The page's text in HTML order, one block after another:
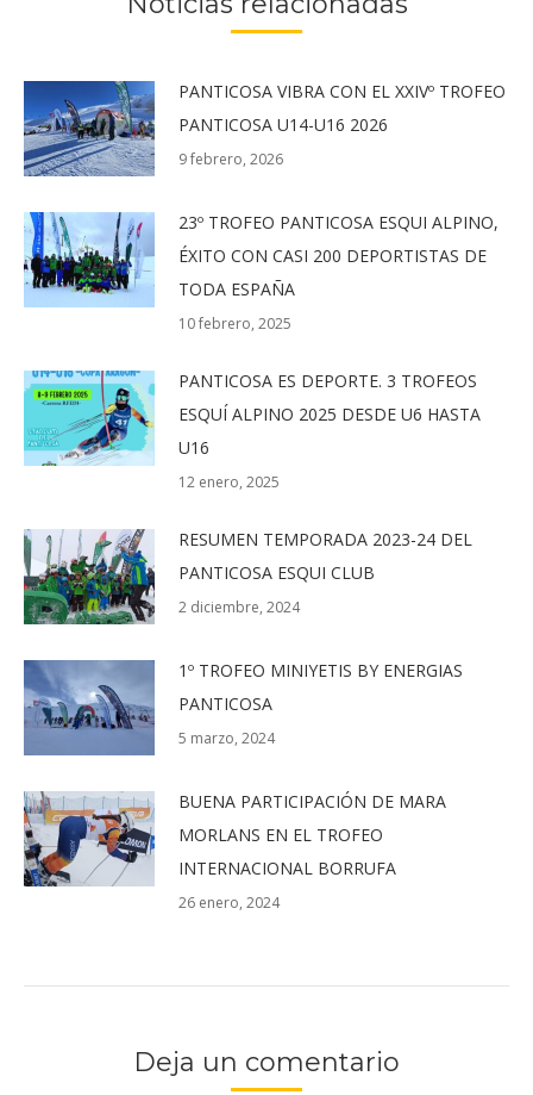
PANTICOSA VIBRA CON EL XXIVº TROFEO
PANTICOSA U14-U16 2026
9 febrero, 2026
23º TROFEO PANTICOSA ESQUI ALPINO,
ÉXITO CON CASI 200 DEPORTISTAS DE
TODA ESPAÑA
10 febrero, 2025
PANTICOSA ES DEPORTE. 3 TROFEOS
ESQUÍ ALPINO 2025 DESDE U6 HASTA
U16
12 enero, 2025
RESUMEN TEMPORADA 2023-24 DEL
PANTICOSA ESQUI CLUB
2 diciembre, 2024
1º TROFEO MINIYETIS BY ENERGIAS
PANTICOSA
5 marzo, 2024
BUENA PARTICIPACIÓN DE MARA
MORLANS EN EL TROFEO
INTERNACIONAL BORRUFA
26 enero, 2024
Deja un comentario